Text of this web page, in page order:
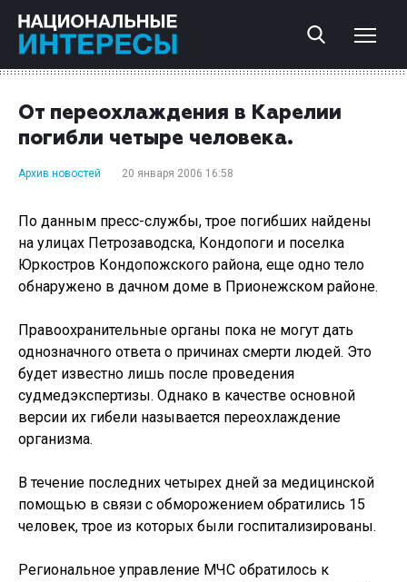
От переохлаждения в Карелии
погибли четыре человека.
Архив новостей 20 января 2006 16:58
По данным пресс-службы, трое погибших найдены
на улицах Петрозаводска, Кондопоги и поселка
Юркостров Кондопожского района, еще одно тело
обнаружено в дачном доме в Прионежском районе.
Правоохранительные органы пока не могут дать
однозначного ответа о причинах смерти людей. Это
будет известно лишь после проведения
судмедэкспертизы. Однако в качестве основной
версии их гибели называется переохлаждение
организма.
В течение последних четырех дней за медицинской
помощью в связи с обморожением обратились 15
человек, трое из которых были госпитализированы.
Региональное управление МЧС обратилось к